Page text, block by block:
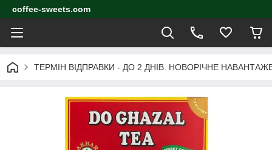
coffee-sweets.com
ТЕРМІН ВІДПРАВКИ - ДО 2 ДНІВ. НОВОРІЧНЕ